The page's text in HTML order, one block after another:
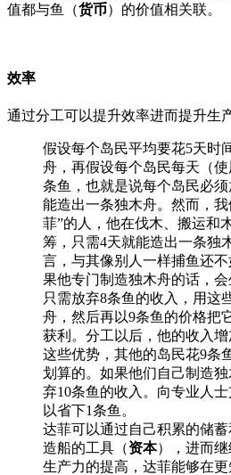
值都与鱼（货币）的价值相关联。
效率
通过分工可以提升效率进而提升生
假设每个岛民平均要花5天时
舟，再假设每个岛民每天（
条鱼，也就是说每个岛民必
能造出一条独木舟。然而，
菲”的人，他在伐木、搬运和
筹，只需4天就能造出一条独
言，与其像别人一样捕鱼还
果他专门制造独木舟的话，
只需放弃8条鱼的收入，用这
舟，然后再以9条鱼的价格把
获利。分工以后，他的收入
这些优势，其他的岛民花9条
划算的。如果他们自己制造
弃10条鱼的收入。向专业人
以省下1条鱼。
达菲可以通过自己积累的储
造船的工具（资本），进而
生产力的提高，达菲能够在